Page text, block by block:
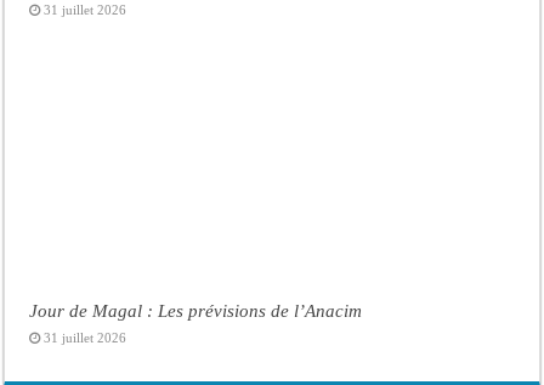
31 juillet 2026
Jour de Magal : Les prévisions de l’Anacim
31 juillet 2026